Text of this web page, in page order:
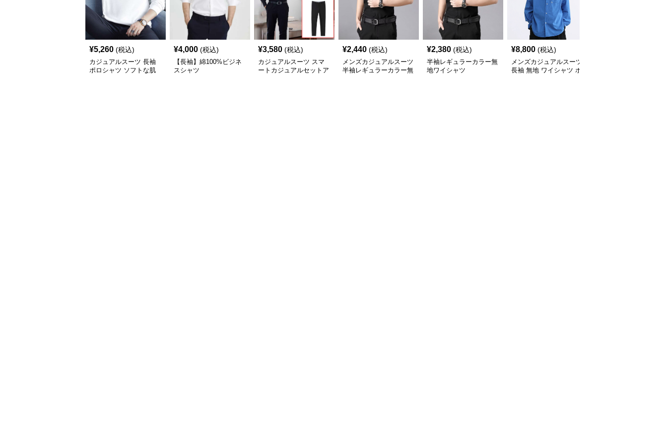
¥5,260 (税込)
カジュアルスーツ 長袖
ポロシャツ ソフトな肌
¥4,000 (税込)
【長袖】綿100%ビジネ
スシャツ
¥3,580 (税込)
カジュアルスーツ スマ
ートカジュアルセットア
¥2,440 (税込)
メンズカジュアルスーツ
半袖レギュラーカラー無
¥2,380 (税込)
半袖レギュラーカラー無
地ワイシャツ
¥8,800 (税込)
メンズカジュアルスーツ
長袖 無地 ワイシャツ ボ